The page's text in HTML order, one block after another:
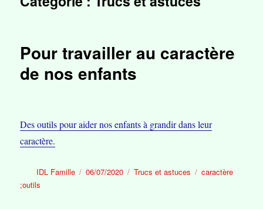
Pour travailler au caractère
de nos enfants
Des outils pour aider nos enfants à grandir dans leur
caractère.
Auteur
IDL Famille
Publié
06/07/2020 Catégories
Trucs et astuces Étiquettes
caractère
;outils